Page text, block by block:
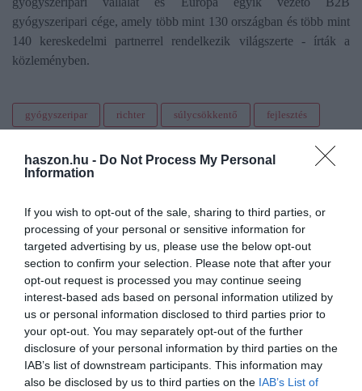
haszon.hu - Do Not Process My Personal
Information
If you wish to opt-out of the sale, sharing to third parties, or
processing of your personal or sensitive information for
targeted advertising by us, please use the below opt-out
section to confirm your selection. Please note that after your
opt-out request is processed you may continue seeing
interest-based ads based on personal information utilized by
us or personal information disclosed to third parties prior to
your opt-out. You may separately opt-out of the further
disclosure of your personal information by third parties on the
IAB’s list of downstream participants. This information may
also be disclosed by us to third parties on the IAB’s List of
gyógyszeripari cége, amely több mint 130 országban és több mint
140 kereskedelmi partnerrel rendelkezik világszerte - írták a
közleményben.
gyógyszeripar richter súlycsökkentő fejlesztés